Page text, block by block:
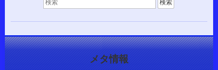
索
象:
メタ情報